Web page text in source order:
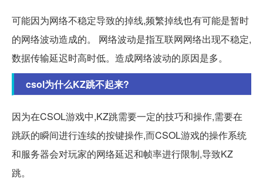
可能因为网络不稳定导致的掉线,频繁掉线也有可能是暂时
的网络波动造成的。 网络波动是指互联网网络出现不稳定,
数据传输延迟时高时低。造成网络波动的原因是多。
csol为什么KZ跳不起来?
因为在CSOL游戏中,KZ跳需要一定的技巧和操作,需要在
跳跃的瞬间进行连续的按键操作,而CSOL游戏的操作系统
和服务器会对玩家的网络延迟和帧率进行限制,导致KZ
跳。